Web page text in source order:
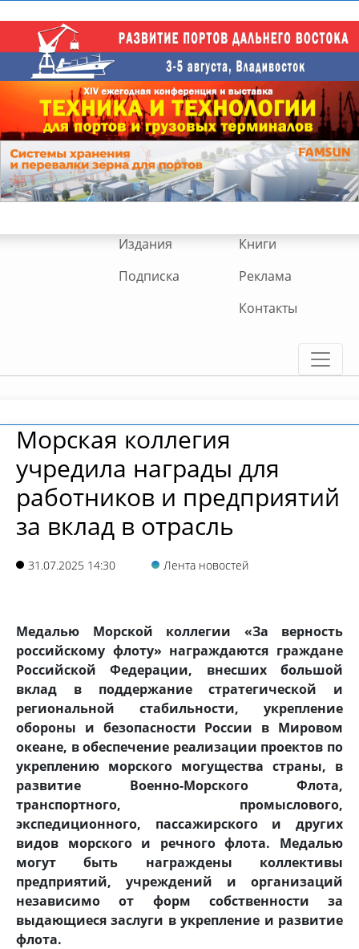
Издания
Книги
Подписка
Реклама
Контакты
Морская коллегия
учредила награды для
работников и предприятий
за вклад в отрасль
31.07.2025 14:30 Лента новостей
Медалью Морской коллегии «За верность
российскому флоту» награждаются граждане
Российской Федерации, внесших большой
вклад в поддержание стратегической и
региональной стабильности, укрепление
обороны и безопасности России в Мировом
океане, в обеспечение реализации проектов по
укреплению морского могущества страны, в
развитие Военно-Морского Флота,
транспортного, промыслового,
экспедиционного, пассажирского и других
видов морского и речного флота. Медалью
могут быть награждены коллективы
предприятий, учреждений и организаций
независимо от форм собственности за
выдающиеся заслуги в укрепление и развитие
флота.